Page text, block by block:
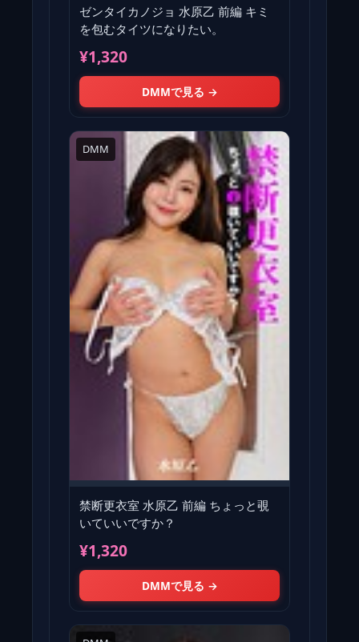
ゼンタイカノジョ 水原乙 前編 キミ
を包むタイツになりたい。
¥1,320
DMMで見る →
DMM
禁断更衣室 水原乙 前編 ちょっと覗
いていいですか？
¥1,320
DMMで見る →